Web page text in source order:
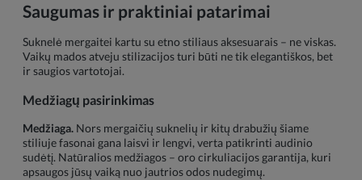
Saugumas ir praktiniai patarimai
Suknelė mergaitei kartu su etno stiliaus aksesuarais – ne viskas.
Vaikų mados atveju stilizacijos turi būti ne tik elegantiškos, bet
ir saugios vartotojai.
Medžiagų pasirinkimas
Medžiaga. Nors mergaičių suknelių ir kitų drabužių šiame
stiliuje fasonai gana laisvi ir lengvi, verta patikrinti audinio
sudėtį. Natūralios medžiagos – oro cirkuliacijos garantija, kuri
apsaugos jūsų vaiką nuo jautrios odos nudegimų.